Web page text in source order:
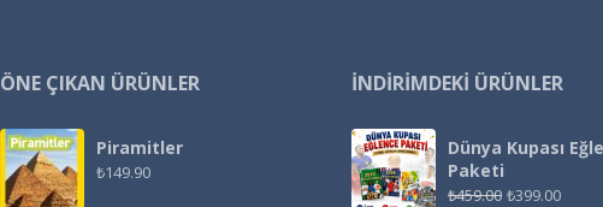
ÖNE ÇIKAN ÜRÜNLER
Piramitler
₺149.90
İNDIRIMDEKI ÜRÜNLER
Dünya Kupası
Paketi
₺459.00 ₺399.00